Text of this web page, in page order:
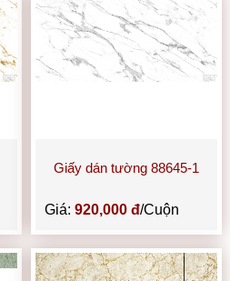
Giấy dán tường 88645-1
Giá: 920,000 đ/Cuộn